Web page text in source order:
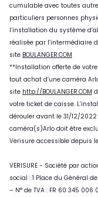
cumulable avec toutes
particuliers personnes
l’installation du système
réalisée par l’intermédiaire
site BOULANGER.COM
**Installation offerte de votre
tout achat d’une caméra
site http://BOULANGER.COM
votre ticket de caisse.
dérouler avant le 31/12/
caméra(s)Arlo doit être
Verisure accessible depuis
VERISURE - Société par
social : 1 Place du Général
– N° de TVA : FR 60 345